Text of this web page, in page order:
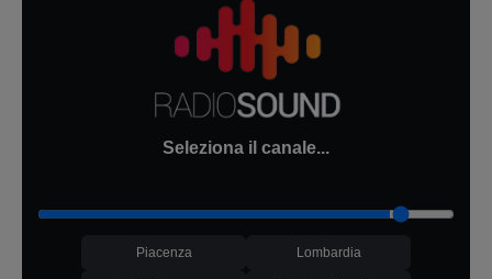
Seleziona il canale...
Piacenza Lombardia